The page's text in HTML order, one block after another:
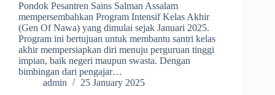
Pondok Pesantren Sains Salman Assalam
mempersembahkan Program Intensif Kelas Akhir
(Gen Of Nawa) yang dimulai sejak Januari 2025.
Program ini bertujuan untuk membantu santri kelas
akhir mempersiapkan diri menuju perguruan tinggi
impian, baik negeri maupun swasta. Dengan
bimbingan dari pengajar…
admin
25 January 2025